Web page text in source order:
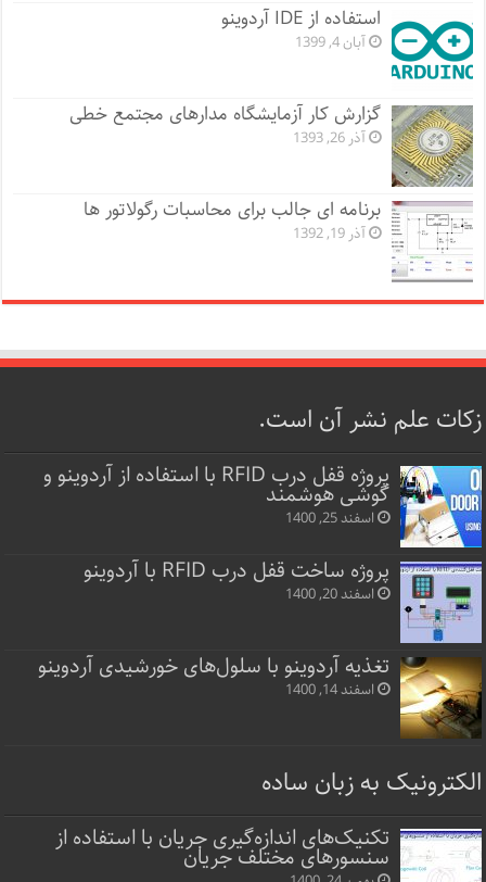
استفاده از IDE آردوینو
آبان 4, 1399
گزارش کار آزمایشگاه مدارهای مجتمع خطی
آذر 26, 1393
برنامه ای جالب برای محاسبات رگولاتور ها
آذر 19, 1392
زکات علم نشر آن است.
پروژه قفل‌ درب RFID با استفاده از آردوینو و
گوشی هوشمند
اسفند 25, 1400
پروژه ساخت قفل‌ درب RFID با آردوینو
اسفند 20, 1400
تغذیه آردوینو با سلول‌های خورشیدی آردوینو
اسفند 14, 1400
الکترونیک به زبان ساده
تکنیک‌های اندازه‌گیری جریان با استفاده از
سنسورهای مختلف جریان